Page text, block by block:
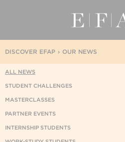
OUR NEWS
DISCOVER EFAP
ALL NEWS
STUDENT CHALLENGES
MASTERCLASSES
PARTNER EVENTS
INTERNSHIP STUDENTS